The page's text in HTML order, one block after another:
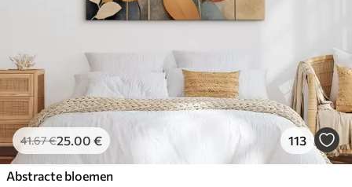
41.67€25.00 € 113
Abstracte bloemen